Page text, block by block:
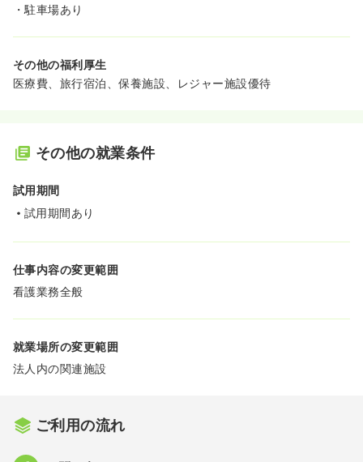
・駐車場あり
その他の福利厚生
医療費、旅行宿泊、保養施設、レジャー施設優待
その他の就業条件
試用期間
試用期間あり
仕事内容の変更範囲
看護業務全般
就業場所の変更範囲
法人内の関連施設
ご利用の流れ